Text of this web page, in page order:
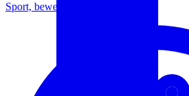
Sport, bewegen en gezondheid